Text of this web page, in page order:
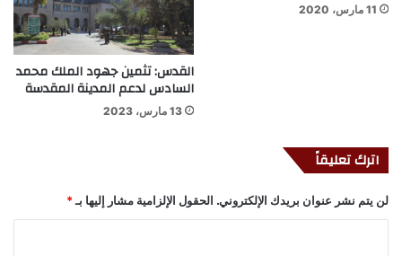
11 مارس، 2020
القدس: تثمين جهود الملك محمد
السادس لدعم المدينة المقدسة
13 مارس، 2023
اترك تعليقاً
لن يتم نشر عنوان بريدك الإلكتروني. الحقول الإلزامية مشار إليها بـ*